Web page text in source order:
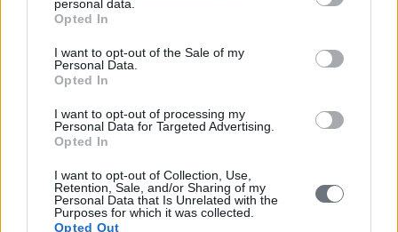
personal data.
Opted In
I want to opt-out of the Sale of my
Personal Data.
Opted In
I want to opt-out of processing my
Personal Data for Targeted Advertising.
Opted In
I want to opt-out of Collection, Use,
Retention, Sale, and/or Sharing of my
Personal Data that Is Unrelated with the
Purposes for which it was collected.
Opted Out